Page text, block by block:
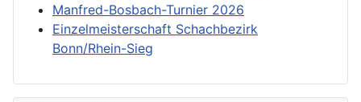
Manfred-Bosbach-Turnier 2026
Einzelmeisterschaft Schachbezirk
Bonn/Rhein-Sieg